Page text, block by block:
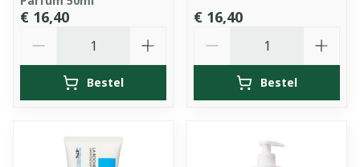
€ 16,40
Bestel
€ 16,40
Bestel